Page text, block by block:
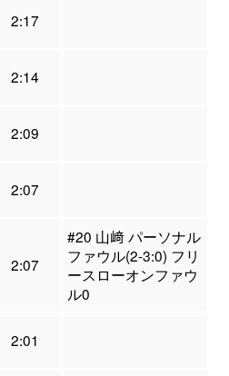
2:17
2:14
2:09
2:07
2:07
#20 山﨑 パーソナル
ファウル(2-3:0) フリ
ースローオンファウ
ル0
2:01